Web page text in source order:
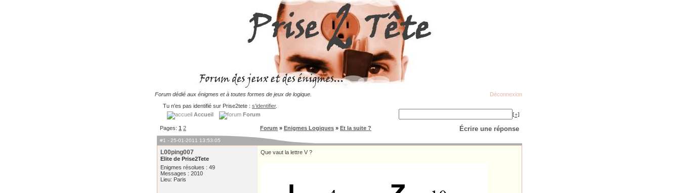
Forum dédié aux énigmes et à toutes formes de jeux de logique.
Déconnexion
Tu n'es pas identifié sur Prise2tete : s'identifier.
Accueil
Forum [+]
Pages: 1 2 Écrire une réponse
Forum » Enigmes Logiques » Et la suite ?
#1 - 25-01-2011 13:53:05
L00ping007
Elite de Prise2Tete
Enigmes résolues : 49
Messages : 2010
Lieu: Paris
Que vaut la lettre V ?